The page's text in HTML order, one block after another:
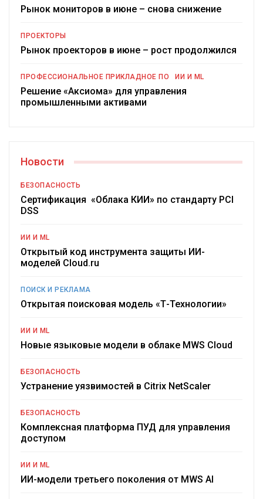
Рынок мониторов в июне – снова снижение
ПРОЕКТОРЫ
Рынок проекторов в июне – рост продолжился
ПРОФЕССИОНАЛЬНОЕ ПРИКЛАДНОЕ ПО ИИ И ML
Решение «Аксиома» для управления
промышленными активами
Новости
БЕЗОПАСНОСТЬ
Сертификация «Облака КИИ» по стандарту PCI
DSS
ИИ И ML
Открытый код инструмента защиты ИИ-
моделей Cloud.ru
ПОИСК И РЕКЛАМА
Открытая поисковая модель «Т-Технологии»
ИИ И ML
Новые языковые модели в облаке MWS Cloud
БЕЗОПАСНОСТЬ
Устранение уязвимостей в Citrix NetScaler
БЕЗОПАСНОСТЬ
Комплексная платформа ПУД для управления
доступом
ИИ И ML
ИИ-модели третьего поколения от MWS AI